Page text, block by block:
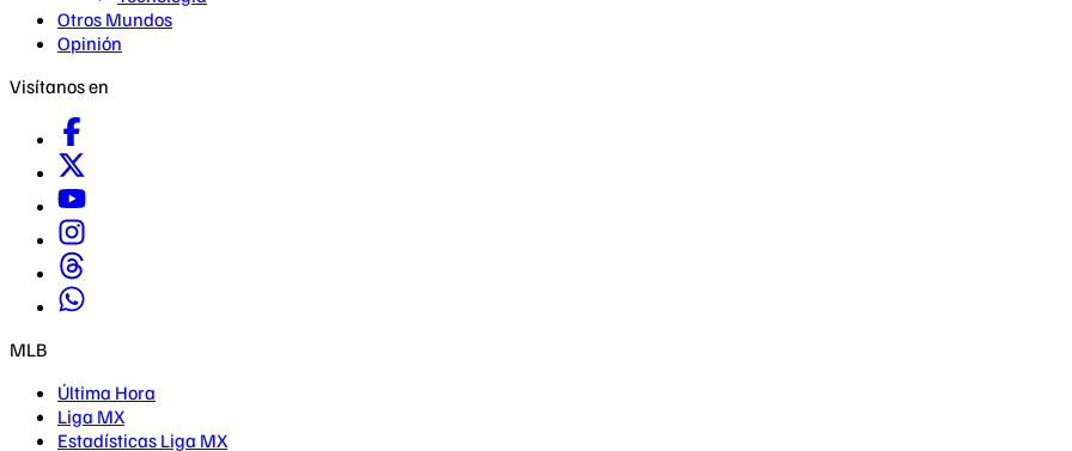
Otros Mundos
Opinión
Visítanos en
MLB
Última Hora
Liga MX
Estadísticas Liga MX